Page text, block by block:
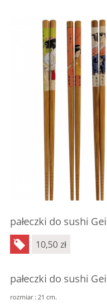
pałeczki do sushi
10,50 zł
pałeczki do sushi
rozmiar : 21 cm.